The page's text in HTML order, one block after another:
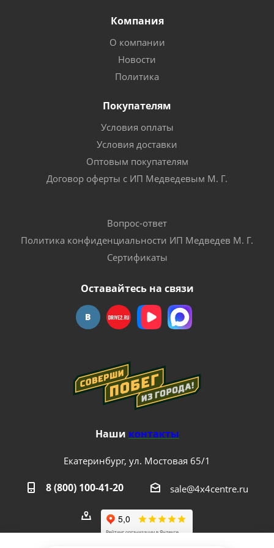
Компания
О компании
Новости
Политика
Покупателям
Условия оплаты
Условия доставки
Оптовым покупателям
Договор оферты с ИП Медведевым М. Г.
Вопрос-ответ
Политика конфиденциальности ИП Медведев М. Г.
Сертификаты
Оставайтесь на связи
Наши контакты
Екатеринбург, ул. Мостовая 65/1
8 (800) 100-41-20 sale@4x4centre.ru